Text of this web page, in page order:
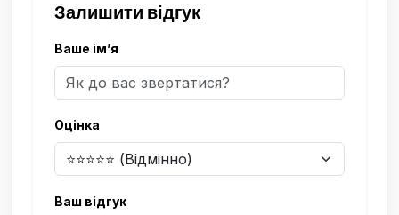
Залишити відгук
Ваше ім’я
Оцінка
Ваш відгук